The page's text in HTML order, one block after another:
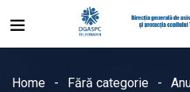
Home Fără categorie